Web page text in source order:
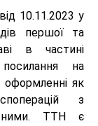
10.11.2023 у
першої та
в частині
на
оформленні як
з
ТТН є